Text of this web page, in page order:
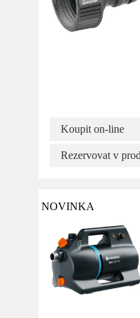
Koupit on-line
Rezervovat v
NOVINKA